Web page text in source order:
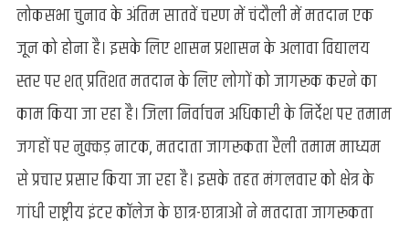
लोकसभा चुनाव के अंतिम सातवें चरण में चंदौली में मतदान एक
जून को होना है। इसके लिए शासन प्रशासन के अलावा विद्यालय
स्तर पर शत् प्रतिशत मतदान के लिए लोगों को जागरूक करने का
काम किया जा रहा है। जिला निर्वाचन अधिकारी के निर्देश पर तमाम
जगहों पर नुक्कड़ नाटक, मतदाता जागरूकता रैली तमाम माध्यम
से प्रचार प्रसार किया जा रहा है। इसके तहत मंगलवार को क्षेत्र के
गांधी राष्ट्रीय इंटर कॉलेज के छात्र-छात्राओं ने मतदाता जागरूकता